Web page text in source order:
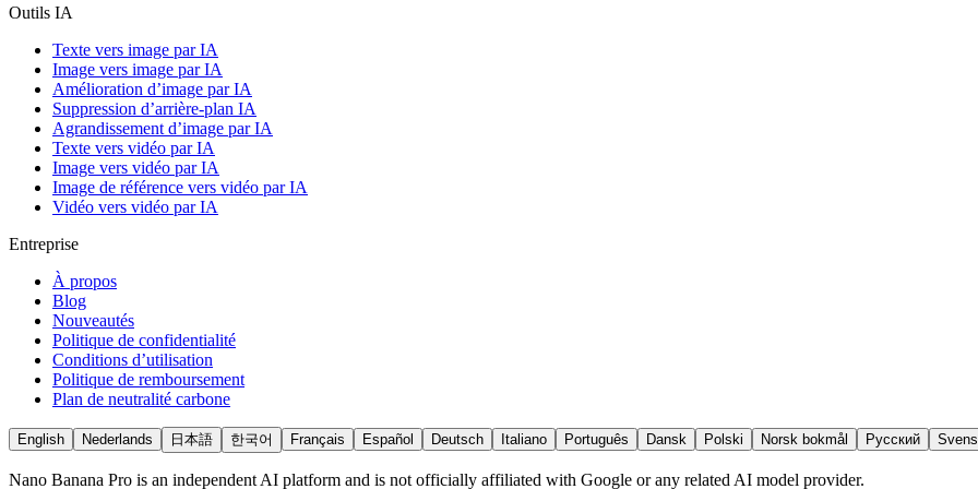
Outils IA
Texte vers image par IA
Image vers image par IA
Amélioration d’image par IA
Suppression d’arrière-plan IA
Agrandissement d’image par IA
Texte vers vidéo par IA
Image vers vidéo par IA
Image de référence vers vidéo par IA
Vidéo vers vidéo par IA
Entreprise
À propos
Blog
Nouveautés
Politique de confidentialité
Conditions d’utilisation
Politique de remboursement
Plan de neutralité carbone
English Nederlands 日本語 한국어 Français Español Deutsch Italiano Português Dansk Polski Norsk bokmål Русский
Nano Banana Pro is an independent AI platform and is not officially affiliated with Google or any related AI model provider.